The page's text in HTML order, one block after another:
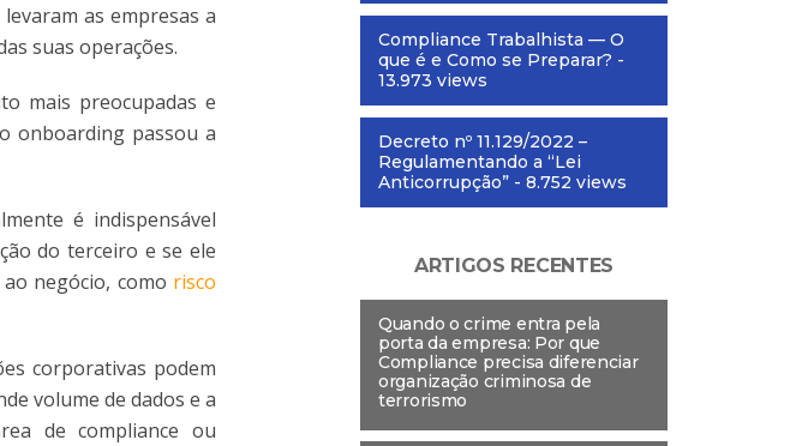
as empresas a
suas operações.
mais preocupadas e
onboarding passou a
é indispensável
do terceiro e se ele
negócio, como risco
corporativas podem
volume de dados e a
de compliance ou
Compliance Trabalhista — O
que é e Como se Preparar? -
13.973 views
Decreto nº 11.129/2022 –
Regulamentando a “Lei
Anticorrupção” - 8.752 views
ARTIGOS RECENTES
Quando o crime entra pela
porta da empresa: Por que
Compliance precisa diferenciar
organização criminosa de
terrorismo